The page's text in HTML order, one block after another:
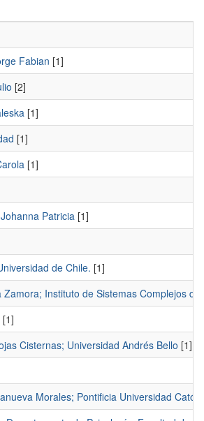
Fabian [1]
[2]
[1]
[1]
[1]
Patricia [1]
de Chile. [1]
Zamora; Instituto de Sistemas Complejos
[1]
Cisternas; Universidad Andrés Bello [1]
Morales; Pontificia Universidad